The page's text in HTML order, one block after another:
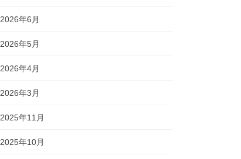
2026年6月
2026年5月
2026年4月
2026年3月
2025年11月
2025年10月